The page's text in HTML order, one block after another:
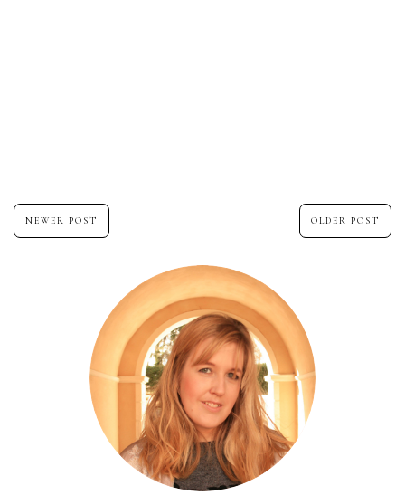
NEWER POST OLDER POST